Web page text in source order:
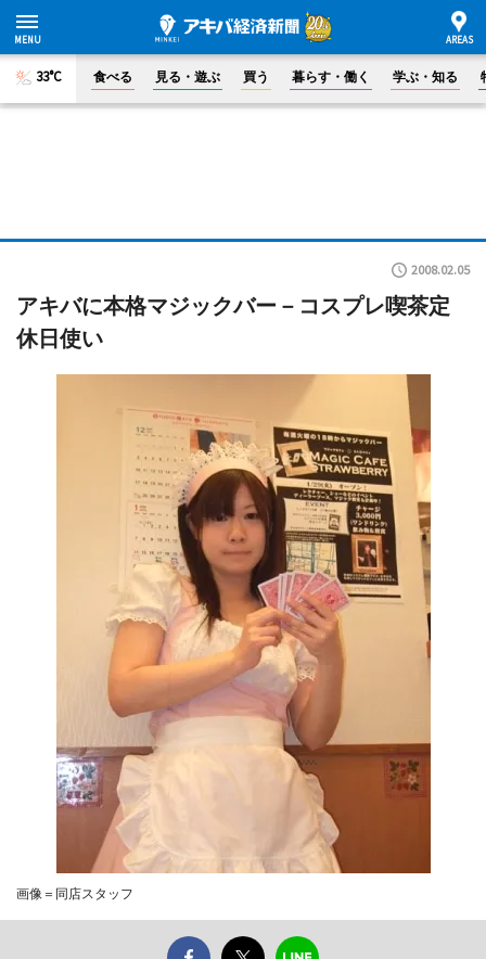
33°C 食べる 見る・遊ぶ 買う 暮らす・働く 学ぶ・知る
2008.02.05
アキバに本格マジックバー－コスプレ喫茶定
休日使い
画像＝同店スタッフ